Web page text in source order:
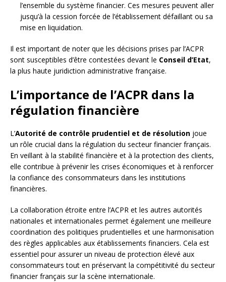
l’ensemble du système financier. Ces mesures peuvent aller
jusqu’à la cession forcée de l’établissement défaillant ou sa
mise en liquidation.
Il est important de noter que les décisions prises par l’ACPR
sont susceptibles d’être contestées devant le Conseil d’Etat,
la plus haute juridiction administrative française.
L’importance de l’ACPR dans la
régulation financière
L’Autorité de contrôle prudentiel et de résolution joue
un rôle crucial dans la régulation du secteur financier français.
En veillant à la stabilité financière et à la protection des clients,
elle contribue à prévenir les crises économiques et à renforcer
la confiance des consommateurs dans les institutions
financières.
La collaboration étroite entre l’ACPR et les autres autorités
nationales et internationales permet également une meilleure
coordination des politiques prudentielles et une harmonisation
des règles applicables aux établissements financiers. Cela est
essentiel pour assurer un niveau de protection élevé aux
consommateurs tout en préservant la compétitivité du secteur
financier français sur la scène internationale.